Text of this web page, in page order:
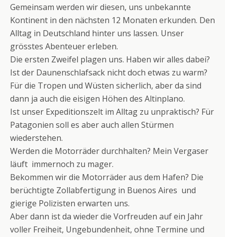
Gemeinsam werden wir diesen, uns unbekannte
Kontinent in den nächsten 12 Monaten erkunden. Den
Alltag in Deutschland hinter uns lassen. Unser
grösstes Abenteuer erleben.
Die ersten Zweifel plagen uns. Haben wir alles dabei?
Ist der Daunenschlafsack nicht doch etwas zu warm?
Für die Tropen und Wüsten sicherlich, aber da sind
dann ja auch die eisigen Höhen des Altinplano.
Ist unser Expeditionszelt im Alltag zu unpraktisch? Für
Patagonien soll es aber auch allen Stürmen
wiederstehen.
Werden die Motorräder durchhalten? Mein Vergaser
läuft immernoch zu mager.
Bekommen wir die Motorräder aus dem Hafen? Die
berüchtigte Zollabfertigung in Buenos Aires und
gierige Polizisten erwarten uns.
Aber dann ist da wieder die Vorfreuden auf ein Jahr
voller Freiheit, Ungebundenheit, ohne Termine und